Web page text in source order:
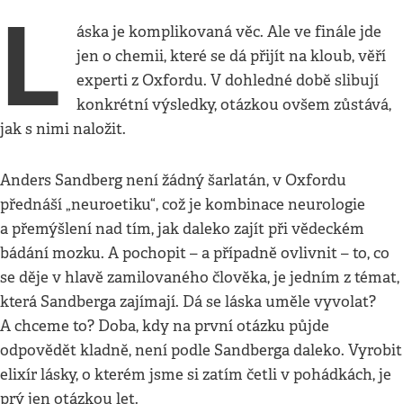
L
áska je komplikovaná věc. Ale ve finále jde
jen o chemii, které se dá přijít na kloub, věří
experti z Oxfordu. V dohledné době slibují
konkrétní výsledky, otázkou ovšem zůstává,
jak s nimi naložit.
Anders Sandberg není žádný šarlatán, v Oxfordu
přednáší „neuroetiku“, což je kombinace neurologie
a přemýšlení nad tím, jak daleko zajít při vědeckém
bádání mozku. A pochopit – a případně ovlivnit – to, co
se děje v hlavě zamilovaného člověka, je jedním z témat,
která Sandberga zajímají. Dá se láska uměle vyvolat?
A chceme to? Doba, kdy na první otázku půjde
odpovědět kladně, není podle Sandberga daleko. Vyrobit
elixír lásky, o kterém jsme si zatím četli v pohádkách, je
prý jen otázkou let.